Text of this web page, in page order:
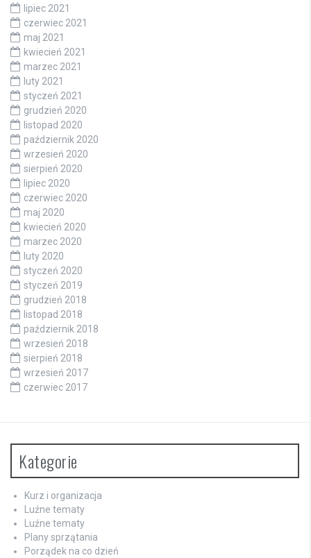
lipiec 2021
czerwiec 2021
maj 2021
kwiecień 2021
marzec 2021
luty 2021
styczeń 2021
grudzień 2020
listopad 2020
październik 2020
wrzesień 2020
sierpień 2020
lipiec 2020
czerwiec 2020
maj 2020
kwiecień 2020
marzec 2020
luty 2020
styczeń 2020
styczeń 2019
grudzień 2018
listopad 2018
październik 2018
wrzesień 2018
sierpień 2018
wrzesień 2017
czerwiec 2017
Kategorie
Kurz i organizacja
Luźne tematy
Luźne tematy
Plany sprzątania
Porządek na co dzień